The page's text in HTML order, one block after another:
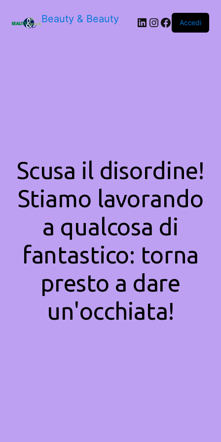
Beauty & Beauty LinkedIn
Instagram
Facebook
Accedi
Scusa il disordine!
Stiamo lavorando
a qualcosa di
fantastico: torna
presto a dare
un'occhiata!